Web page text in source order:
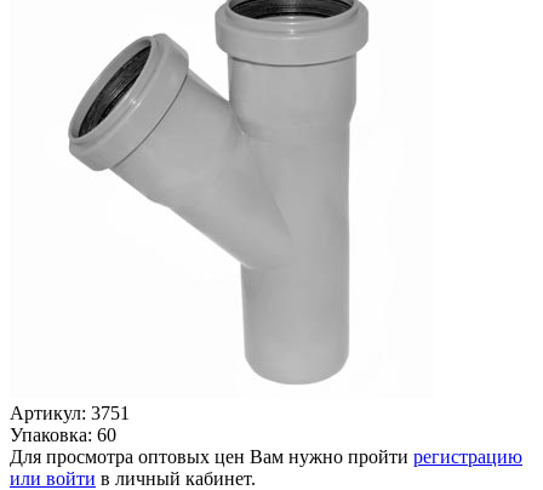
Артикул: 3751
Упаковка: 60
Для просмотра оптовых цен Вам нужно пройти регистрацию
или войти в личный кабинет.